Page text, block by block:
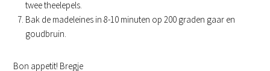
twee theelepels.
Bak de madeleines in 8-10 minuten op 200 graden gaar en
goudbruin.
Bon appetit! Bregje